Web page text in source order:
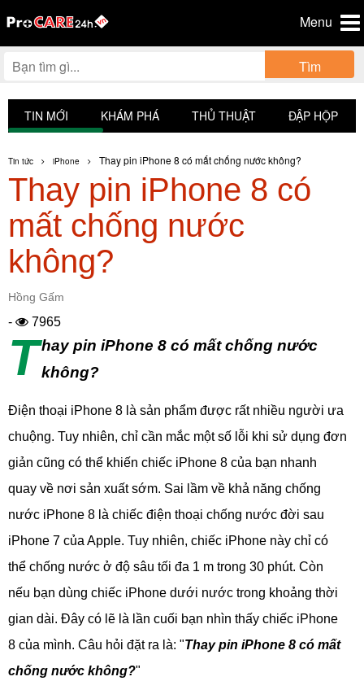
Menu
Tìm
TIN MỚI KHÁM PHÁ THỦ THUẬT ĐẬP HỘP
Tin tức iPhone Thay pin iPhone 8 có mất chống nước không?
Thay pin iPhone 8 có
mất chống nước
không?
Hồng Gấm
- 7965
Thay pin iPhone 8 có mất chống nước
không?
Điện thoại iPhone 8 là sản phẩm được rất nhiều người ưa
chuộng. Tuy nhiên, chỉ cần mắc một số lỗi khi sử dụng đơn
giản cũng có thể khiến chiếc iPhone 8 của bạn nhanh
quay về nơi sản xuất sớm. Sai lầm về khả năng chống
nước iPhone 8 là chiếc điện thoại chống nước đời sau
iPhone 7 của Apple. Tuy nhiên, chiếc iPhone này chỉ có
thể chống nước ở độ sâu tối đa 1 m trong 30 phút. Còn
nếu bạn dùng chiếc iPhone dưới nước trong khoảng thời
gian dài. Đây có lẽ là lần cuối bạn nhìn thấy chiếc iPhone
8 của mình. Câu hỏi đặt ra là: "Thay pin iPhone 8 có mất
chống nước không?"